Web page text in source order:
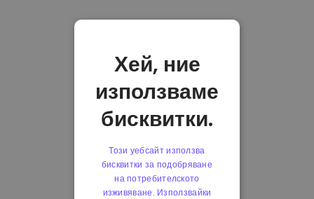
Хей, ние
използваме
бисквитки.
Този уебсайт използва
бисквитки за подобряване
на потребителското
изживяване. Използвайки